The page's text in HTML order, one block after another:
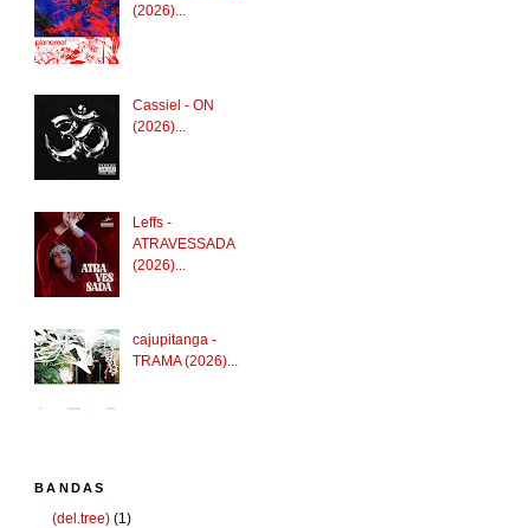
(2026)...
Cassiel - ON
(2026)...
Leffs -
ATRAVESSADA
(2026)...
cajupitanga -
TRAMA (2026)...
BANDAS
(del.tree) (1)